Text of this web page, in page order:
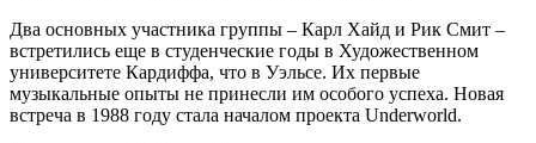
Два основных участника группы – Карл Хайд и Рик Смит –
встретились еще в студенческие годы в Художественном
университете Кардиффа, что в Уэльсе. Их первые
музыкальные опыты не принесли им особого успеха. Новая
встреча в 1988 году стала началом проекта Underworld.